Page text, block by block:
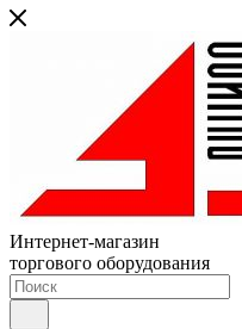
Интернет-магазин
торгового оборудования